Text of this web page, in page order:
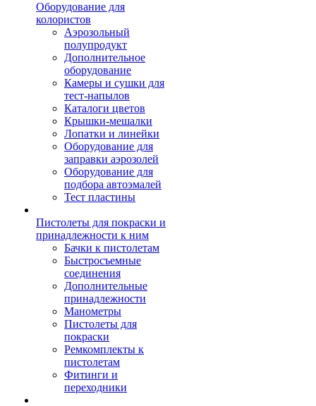
Оборудование для
колористов
Аэрозольный
полупродукт
Дополнительное
оборудование
Камеры и сушки для
тест-напылов
Каталоги цветов
Крышки-мешалки
Лопатки и линейки
Оборудование для
заправки аэрозолей
Оборудование для
подбора автоэмалей
Тест пластины
Пистолеты для покраски и
принадлежности к ним
Бачки к пистолетам
Быстросъемные
соединения
Дополнительные
принадлежности
Манометры
Пистолеты для
покраски
Ремкомплекты к
пистолетам
Фитинги и
переходники